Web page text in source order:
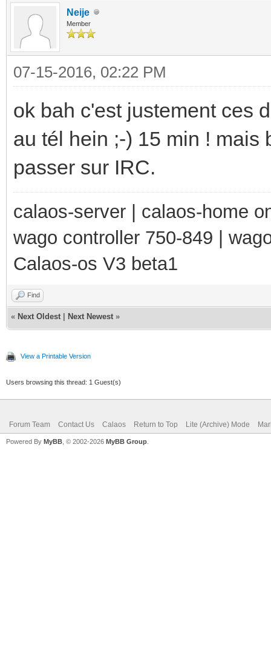
Neije
Member
07-15-2016, 02:22 PM
ok bah c'est justement ces
au tél hein ;-) 15 min ! mais
passer sur IRC.
calaos-server | calaos-home
wago controller 750-849 |
Calaos-os V3 beta1
Find
« Next Oldest Next Newest »
View a Printable Version
Users browsing this thread: 1 Guest(s)
Forum Team Contact Us Calaos Return to Top Lite (Archive) Mode
Powered By MyBB , © 2002-2026 MyBB Group